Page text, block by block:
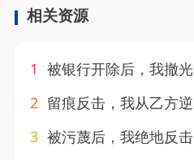
相关资源
1 被银行开除后，我撤光了两亿存款&被银行
2 留痕反击，我从乙方逆袭&留痕反击我
3 被污蔑后，我绝地反击（